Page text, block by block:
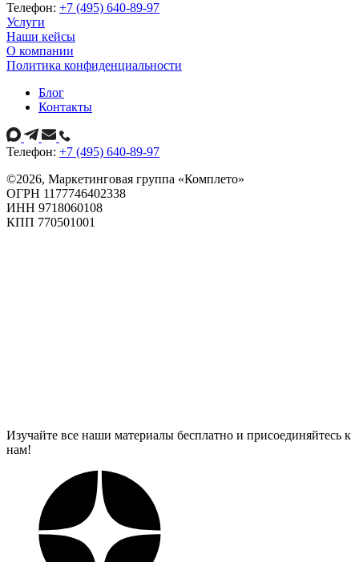
Телефон: +7 (495) 640-89-97
Услуги
Наши кейсы
О компании
Политика конфиденциальности
Блог
Контакты
Телефон: +7 (495) 640-89-97
©2026, Маркетинговая группа «Комплето»
ОГРН 1177746402338
ИНН 9718060108
КПП 770501001
Изучайте все наши материалы бесплатно и присоединяйтесь к
нам!